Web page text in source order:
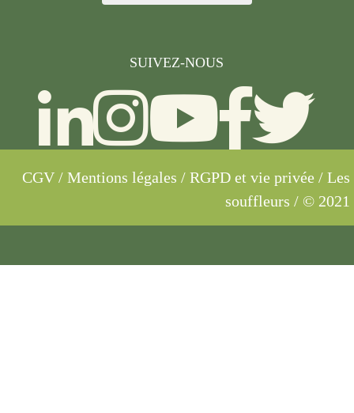
SUIVEZ-NOUS
CGV / Mentions légales / RGPD et vie privée / Les
souffleurs / © 2021